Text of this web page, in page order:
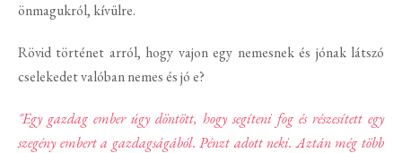
önmagukról, kívülre.
Rövid történet arról, hogy vajon egy nemesnek és jónak látszó
cselekedet valóban nemes és jó e?
"Egy gazdag ember úgy döntött, hogy segíteni fog és részesített egy
szegény embert a gazdagságából. Pénzt adott neki. Aztán még több